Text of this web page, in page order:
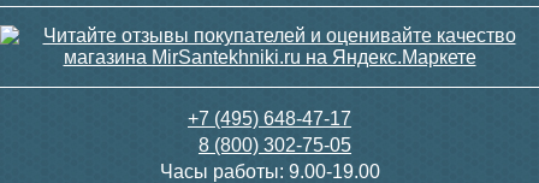
Атлантика 70 Люкс Plus,
ясень перламутр
22 690
Подробнее
Атлантика 70 Люкс Plus,
старое дерево
Подробнее
+7 (495) 648-47-17
8 (800) 302-75-05
Часы работы: 9.00-19.00